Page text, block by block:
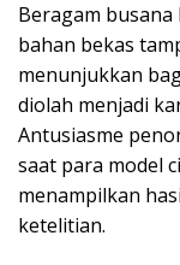
Beragam
bahan bekas
menunjukkan
diolah menjadi
Antusiasme
saat para model
menampilkan
ketelitian.